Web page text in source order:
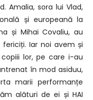
Amalia, sora lui Vlad,
și europeană la
și Mihai Covaliu, au
Iar noi avem și
lor, pe care i-au
în mod asiduu,
marii performanțe
alături de ei și HAI